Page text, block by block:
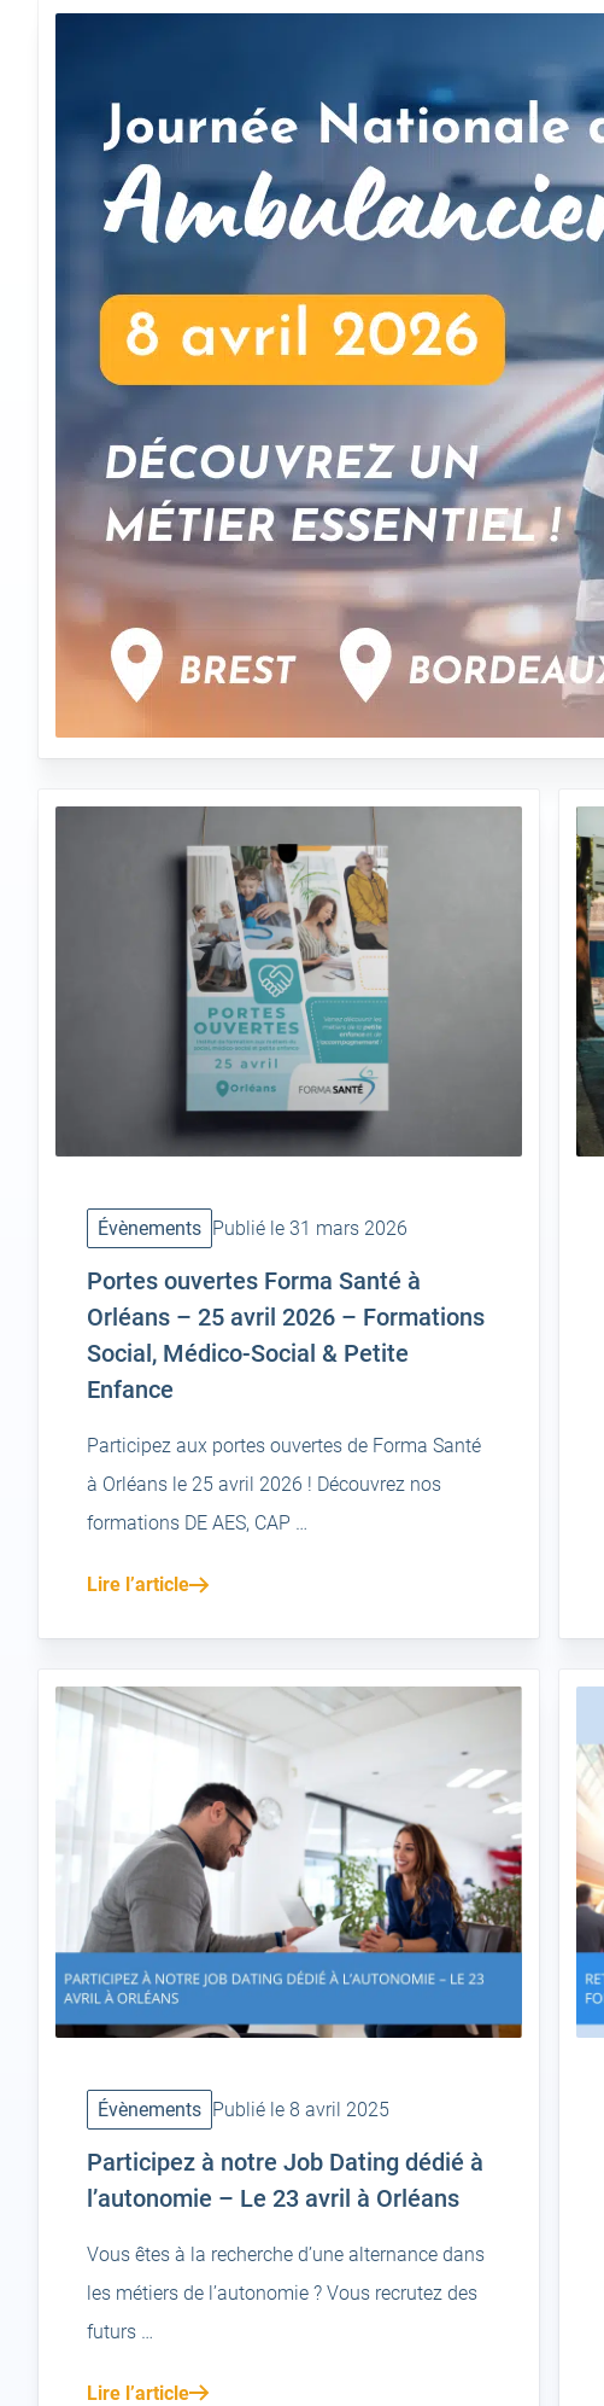
Évènements Publié le 31 mars 2026
Portes ouvertes Forma Santé à
Orléans – 25 avril 2026 – Formations
Social, Médico-Social & Petite
Enfance
Participez aux portes ouvertes de Forma Santé
à Orléans le 25 avril 2026 ! Découvrez nos
formations DE AES, CAP …
Lire l’article
Évènements Publié le 8 avril 2025
Participez à notre Job Dating dédié à
l’autonomie – Le 23 avril à Orléans
Vous êtes à la recherche d’une alternance dans
les métiers de l’autonomie ? Vous recrutez des
futurs …
Lire l’article